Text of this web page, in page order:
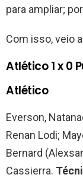
para ampliar;
Com isso, veio
Atlético 1 x 0
Atlético
Everson,
Renan Lodi;
Bernard
Cassierra.